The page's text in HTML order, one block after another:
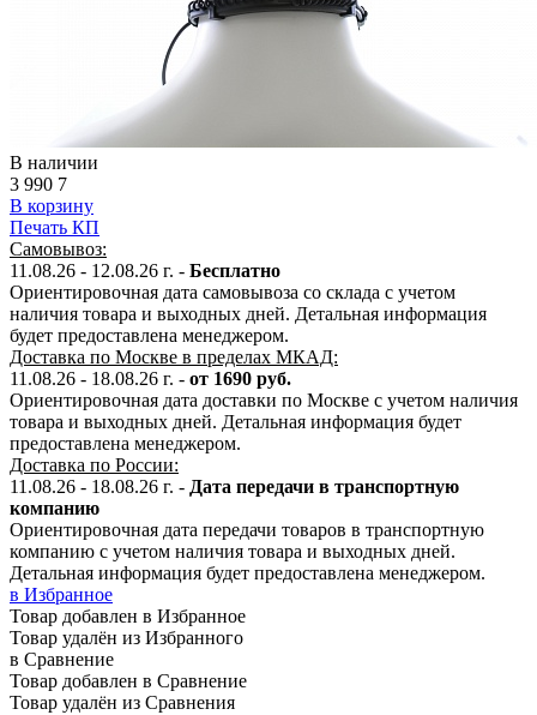
В наличии
3 990 7
В корзину
Печать КП
Самовывоз:
11.08.26 - 12.08.26 г. - Бесплатно
Ориентировочная дата самовывоза со склада с учетом
наличия товара и выходных дней. Детальная информация
будет предоставлена менеджером.
Доставка по Москве в пределах МКАД:
11.08.26 - 18.08.26 г. - от 1690 руб.
Ориентировочная дата доставки по Москве с учетом наличия
товара и выходных дней. Детальная информация будет
предоставлена менеджером.
Доставка по России:
11.08.26 - 18.08.26 г. - Дата передачи в транспортную
компанию
Ориентировочная дата передачи товаров в транспортную
компанию с учетом наличия товара и выходных дней.
Детальная информация будет предоставлена менеджером.
в Избранное
Товар добавлен в Избранное
Товар удалён из Избранного
в Сравнение
Товар добавлен в Сравнение
Товар удалён из Сравнения